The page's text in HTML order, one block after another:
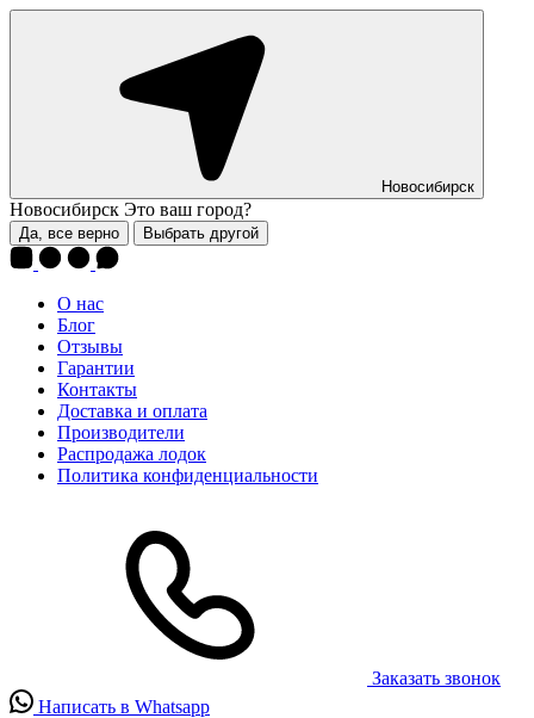
Новосибирск
Новосибирск Это ваш город?
Да, все верно Выбрать другой
О нас
Блог
Отзывы
Гарантии
Контакты
Доставка и оплата
Производители
Распродажа лодок
Политика конфиденциальности
Заказать звонок
Написать в Whatsapp